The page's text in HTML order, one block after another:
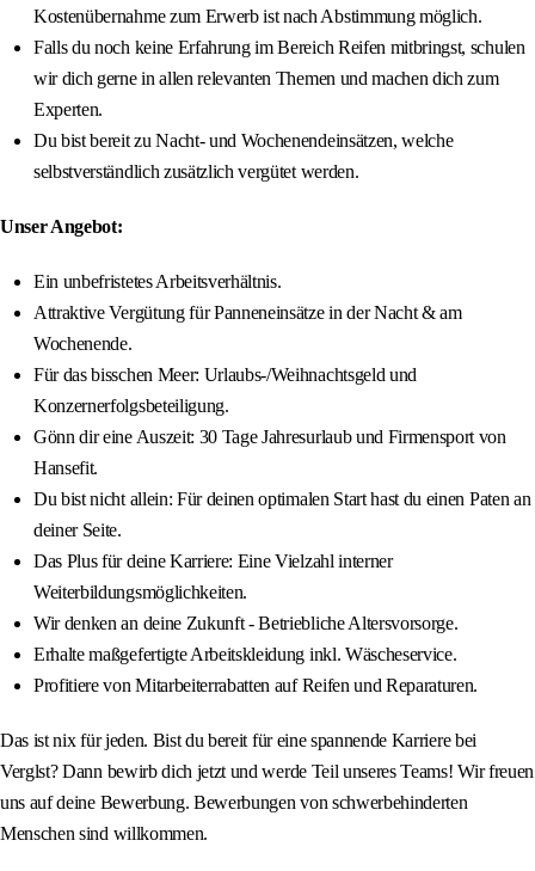
Kostenübernahme zum Erwerb ist nach Abstimmung möglich.
Falls du noch keine Erfahrung im Bereich Reifen mitbringst, schulen
wir dich gerne in allen relevanten Themen und machen dich zum
Experten.
Du bist bereit zu Nacht- und Wochenendeinsätzen, welche
selbstverständlich zusätzlich vergütet werden.
Unser Angebot:
Ein unbefristetes Arbeitsverhältnis.
Attraktive Vergütung für Panneneinsätze in der Nacht & am
Wochenende.
Für das bisschen Meer: Urlaubs-/Weihnachtsgeld und
Konzernerfolgsbeteiligung.
Gönn dir eine Auszeit: 30 Tage Jahresurlaub und Firmensport von
Hansefit.
Du bist nicht allein: Für deinen optimalen Start hast du einen Paten an
deiner Seite.
Das Plus für deine Karriere: Eine Vielzahl interner
Weiterbildungsmöglichkeiten.
Wir denken an deine Zukunft - Betriebliche Altersvorsorge.
Erhalte maßgefertigte Arbeitskleidung inkl. Wäscheservice.
Profitiere von Mitarbeiterrabatten auf Reifen und Reparaturen.
Das ist nix für jeden. Bist du bereit für eine spannende Karriere bei
Verglst? Dann bewirb dich jetzt und werde Teil unseres Teams! Wir freuen
uns auf deine Bewerbung. Bewerbungen von schwerbehinderten
Menschen sind willkommen.